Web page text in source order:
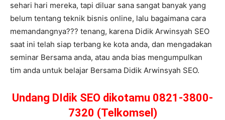
sehari hari mereka, tapi diluar sana sangat banyak yang
belum tentang teknik bisnis online, lalu bagaimana cara
memandangnya??? tenang, karena Didik Arwinsyah SEO
saat ini telah siap terbang ke kota anda, dan mengadakan
seminar Bersama anda, atau anda bias mengumpulkan
tim anda untuk belajar Bersama Didik Arwinsyah SEO.
Undang DIdik SEO dikotamu 0821-3800-
7320 (Telkomsel)